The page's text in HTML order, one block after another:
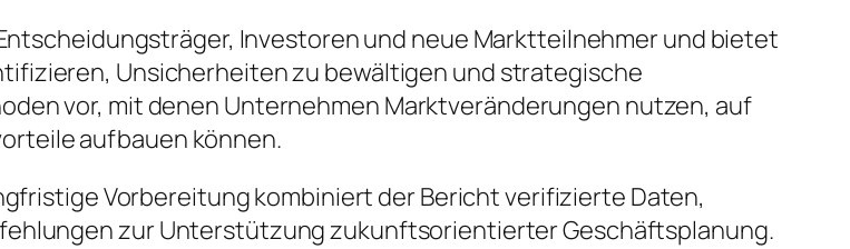
Investoren und neue Marktteilnehmer und bietet
Unsicherheiten zu bewältigen und strategische
vor, mit denen Unternehmen Marktveränderungen nutzen, auf
aufbauen können.
Vorbereitung kombiniert der Bericht verifizierte Daten,
zur Unterstützung zukunftsorientierter Geschäftsplanung.